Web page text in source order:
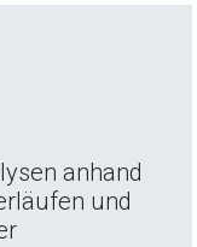
anhand
und